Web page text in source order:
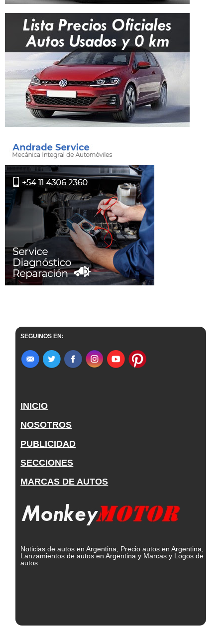
SEGUINOS EN:
INICIO
NOSOTROS
PUBLICIDAD
SECCIONES
MARCAS DE AUTOS
Noticias de autos en Argentina, Precio autos en Argentina,
Lanzamientos de autos en Argentina y Marcas y Logos de
autos